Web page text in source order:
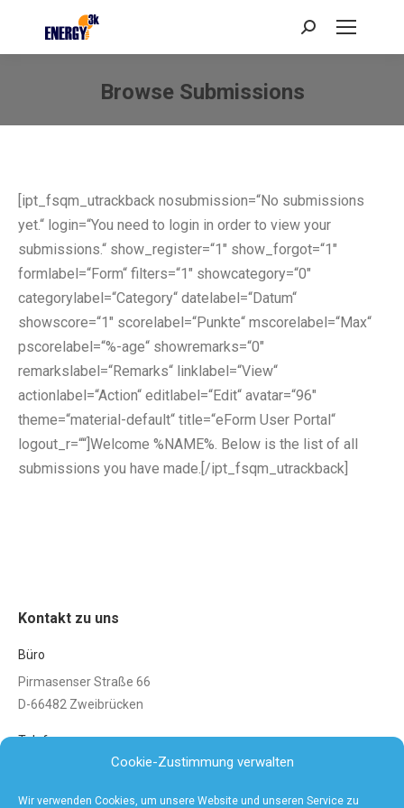
Cookie-Zustimmung verwalten
Wir verwenden Cookies, um unsere Website und unseren Service zu
Search:
Browse Submissions
[ipt_fsqm_utrackback nosubmission=“No submissions
yet.“ login=“You need to login in order to view your
submissions.“ show_register=“1″ show_forgot=“1″
formlabel=“Form“ filters=“1″ showcategory=“0″
categorylabel=“Category“ datelabel=“Datum“
showscore=“1″ scorelabel=“Punkte“ mscorelabel=“Max“
pscorelabel=“%-age“ showremarks=“0″
remarkslabel=“Remarks“ linklabel=“View“
actionlabel=“Action“ editlabel=“Edit“ avatar=“96″
theme=“material-default“ title=“eForm User Portal“
logout_r=““]Welcome %NAME%. Below is the list of all
submissions you have made.[/ipt_fsqm_utrackback]
Kontakt zu uns
Büro
Pirmasenser Straße 66
D-66482 Zweibrücken
Telefon
Tel: 0 63 32 / 47 90 42 0